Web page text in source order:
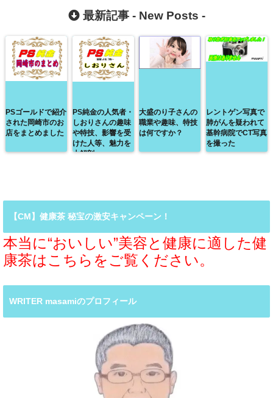
最新記事 - New Posts -
PSゴールドで紹介
された岡崎市のお
店をまとめました
PS純金の人気者・
しおりさんの趣味
や特技、影響を受
けた人等、魅力を
大解剖
大盛のり子さんの
職業や趣味、特技
は何ですか？
レントゲン写真で
肺がんを疑われて
基幹病院でCT写真
を撮った
【CM】健康茶 秘宝の激安キャンペーン！
本当に“おいしい”美容と健康に適した健
康茶はこちらをご覧ください。
WRITER masamiのプロフィール